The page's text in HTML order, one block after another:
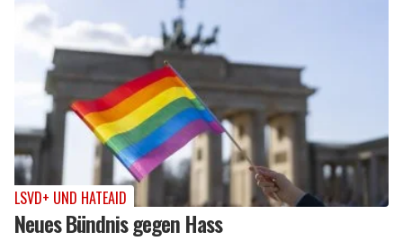
LSVD+ UND HATEAID
Neues Bündnis gegen Hass